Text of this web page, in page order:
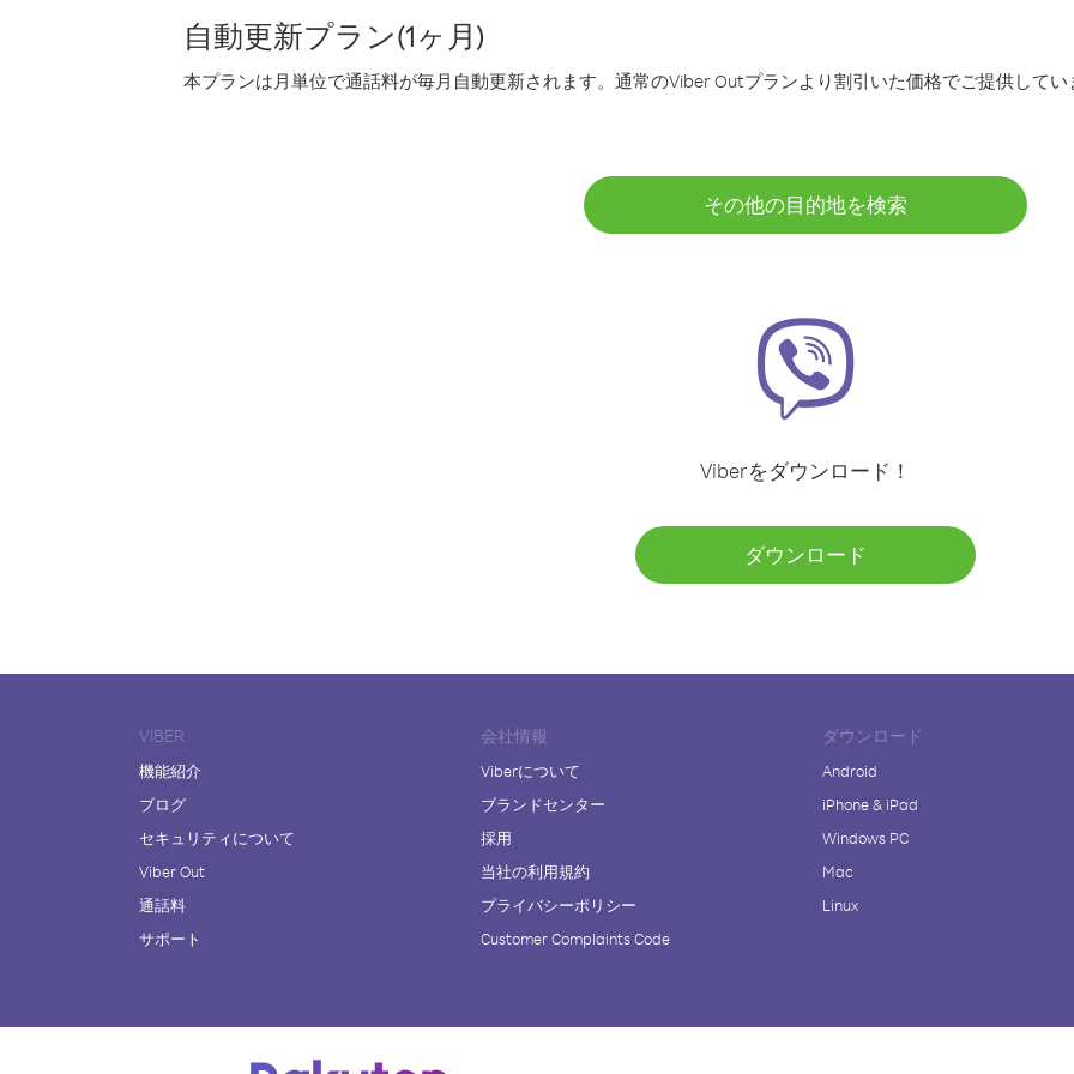
自動更新プラン(1ヶ月)
本プランは月単位で通話料が毎月自動更新されます。通常のViber Outプランより割引いた価格でご提供してい
その他の目的地を検索
Viberをダウンロード！
ダウンロード
VIBER
機能紹介
ブログ
セキュリティについて
Viber Out
通話料
サポート
会社情報
Viberについて
ブランドセンター
採用
当社の利用規約
プライバシーポリシー
Customer Complaints Code
ダウンロード
Android
iPhone & iPad
Windows PC
Mac
Linux